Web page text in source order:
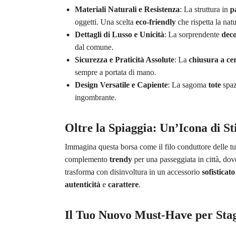
Materiali Naturali e Resistenza: La struttura in
oggetti. Una scelta eco-friendlyche rispetta la
Dettagli di Lusso e Unicità: La sorprendente
dal comune.
Sicurezza e Praticità Assolute: La chiusura a
sempre a portata di mano.
Design Versatile e Capiente: La sagoma tote
ingombrante.
Oltre la Spiaggia: Un’Icona di
Immagina questa borsa come il filo conduttore delle
complemento trendyper una passeggiata in città,
trasforma con disinvoltura in un accessorio sofisticato
autenticità e carattere.
Il Tuo Nuovo Must-Have per